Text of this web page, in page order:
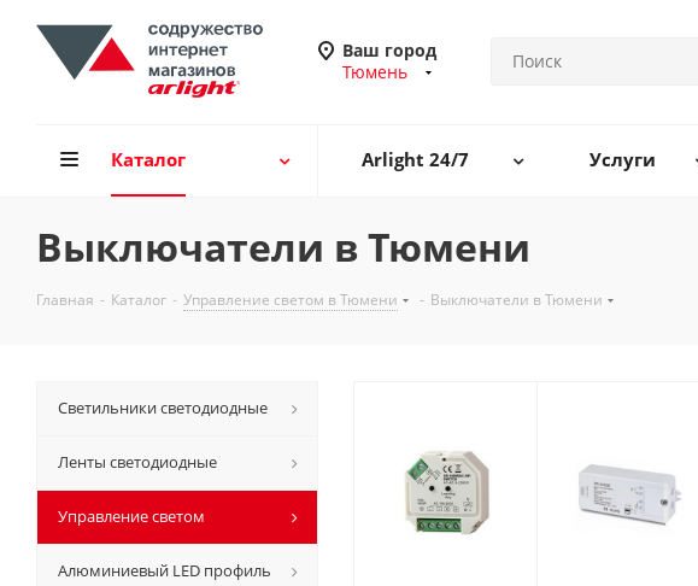
Ваш город
Тюмень
Каталог Arlight 24/7 Услуги
Выключатели в Тюмени
Главная - Каталог - Управление светом в Тюмени - Выключатели в Тюмени
Светильники светодиодные
Ленты светодиодные
Управление светом
Алюминиевый LED профиль